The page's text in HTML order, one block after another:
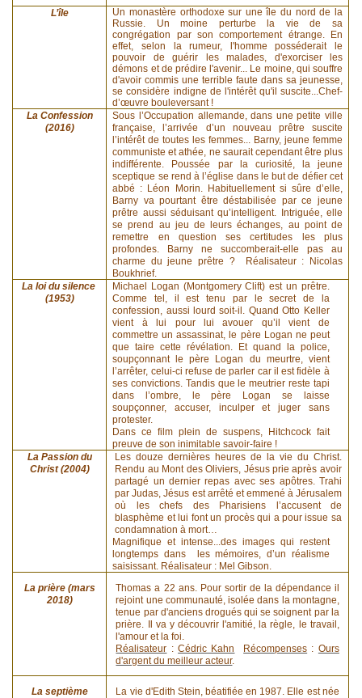
L’île
Un monastère orthodoxe sur une île du nord de la
Russie. Un moine perturbe la vie de sa
congrégation par son comportement étrange. En
effet, selon la rumeur, l'homme posséderait le
pouvoir de guérir les malades, d'exorciser les
démons et de prédire l'avenir... Le moine, qui souffre
d'avoir commis une terrible faute dans sa jeunesse,
se considère indigne de l'intérêt qu'il suscite...Chef-
d’œuvre bouleversant !
La Confession
(2016)
Sous l’Occupation allemande, dans une petite ville
française, l’arrivée d’un nouveau prêtre suscite
l’intérêt de toutes les femmes... Barny, jeune femme
communiste et athée, ne saurait cependant être plus
indifférente. Poussée par la curiosité, la jeune
sceptique se rend à l’église dans le but de défier cet
abbé : Léon Morin. Habituellement si sûre d’elle,
Barny va pourtant être déstabilisée par ce jeune
prêtre aussi séduisant qu’intelligent. Intriguée, elle
se prend au jeu de leurs échanges, au point de
remettre en question ses certitudes les plus
profondes. Barny ne succomberait-elle pas au
charme du jeune prêtre ? Réalisateur : Nicolas
Boukhrief.
La loi du silence
(1953)
Michael Logan (Montgomery Clift) est un prêtre.
Comme tel, il est tenu par le secret de la
confession, aussi lourd soit-il. Quand Otto Keller
vient à lui pour lui avouer qu’il vient de
commettre un assassinat, le père Logan ne peut
que taire cette révélation. Et quand la police,
soupçonnant le père Logan du meurtre, vient
l’arrêter, celui-ci refuse de parler car il est fidèle à
ses convictions. Tandis que le meutrier reste tapi
dans l’ombre, le père Logan se laisse
soupçonner, accuser, inculper et juger sans
protester.
Dans ce film plein de suspens, Hitchcock fait
preuve de son inimitable savoir-faire !
La Passion du
Christ (2004)
Les douze dernières heures de la vie du Christ.
Rendu au Mont des Oliviers, Jésus prie après avoir
partagé un dernier repas avec ses apôtres. Trahi
par Judas, Jésus est arrêté et emmené à Jérusalem
où les chefs des Pharisiens l’accusent de
blasphème et lui font un procès qui a pour issue sa
condamnation à mort…
Magnifique et intense...des images qui restent
longtemps dans les mémoires, d’un réalisme
saisissant. Réalisateur : Mel Gibson.
La prière (mars
2018)
Thomas a 22 ans. Pour sortir de la dépendance il
rejoint une communauté, isolée dans la montagne,
tenue par d'anciens drogués qui se soignent par la
prière. Il va y découvrir l'amitié, la règle, le travail,
l'amour et la foi.
Réalisateur :Cédric Kahn Récompenses : Ours
d'argent du meilleur acteur.
La septième
La vie d'Edith Stein, béatifiée en 1987. Elle est née